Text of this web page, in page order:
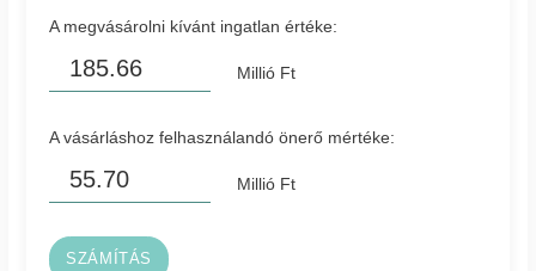
A megvásárolni kívánt ingatlan értéke:
Millió Ft
A vásárláshoz felhasználandó önerő mértéke:
Millió Ft
SZÁMÍTÁS